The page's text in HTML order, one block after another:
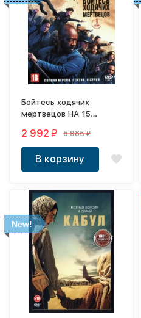
Бойтесь ходячих
мертвецов НА 15
США, 2015-2021, полная
версия, 113 серия)
2 992₽ 5 985₽
В корзину
New!